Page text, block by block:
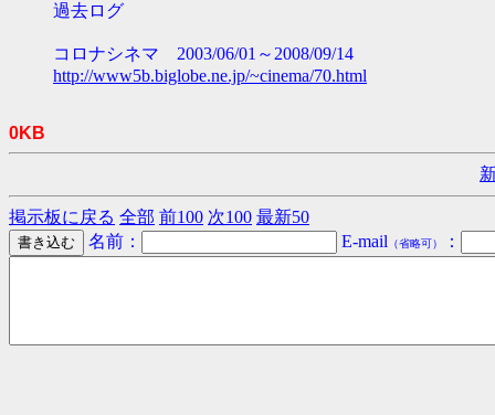
過去ログ
コロナシネマ 2003/06/01～2008/09/14
http://www5b.biglobe.ne.jp/~cinema/70.html
0KB
掲示板に戻る 全部 前100 次100 最新50
名前：
E-mail （省略可） ：